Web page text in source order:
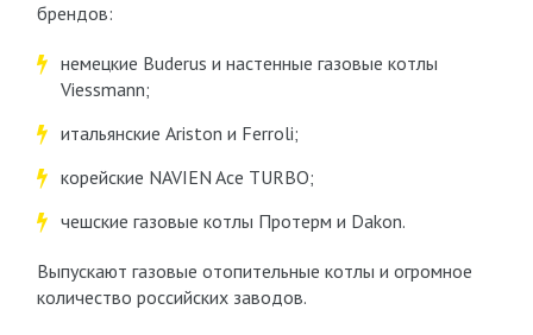
брендов:
немецкие Buderus и настенные газовые котлы
Viessmann;
итальянские Ariston и Ferroli;
корейские NAVIEN Ace TURBO;
чешские газовые котлы Протерм и Dakon.
Выпускают газовые отопительные котлы и огромное
количество российских заводов.